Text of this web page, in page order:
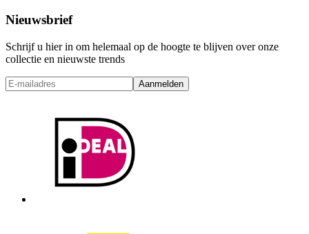
Nieuwsbrief
Schrijf u hier in om helemaal op de hoogte te blijven over onze
collectie en nieuwste trends
Aanmelden